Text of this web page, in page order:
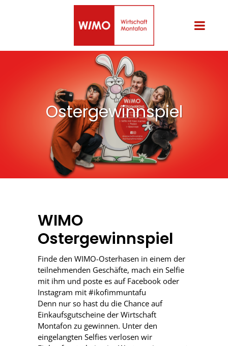
Ostergewinnspiel
WIMO
Ostergewinnspiel
Finde den WIMO-Osterhasen in einem der
teilnehmenden Geschäfte, mach ein Selfie
mit ihm und poste es auf Facebook oder
Instagram mit #ikofimmuntafu
Denn nur so hast du die Chance auf
Einkaufsgutscheine der Wirtschaft
Montafon zu gewinnen. Unter den
eingelangten Selfies verlosen wir